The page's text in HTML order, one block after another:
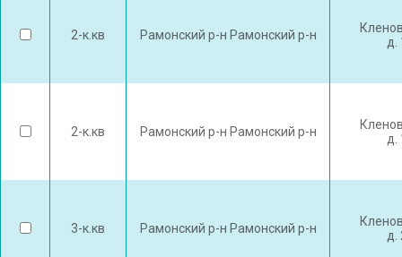
2-к.кв Рамонский р-н Рамонский р-н
д.
2-к.кв Рамонский р-н Рамонский р-н
д.
3-к.кв Рамонский р-н Рамонский р-н
д.